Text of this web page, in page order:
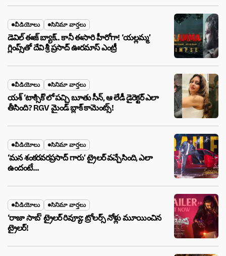
వీడియోలు సినిమా వార్తలు
డెవిల్ ఈజ్ బ్యాక్.. కానీ ఈసారి హీరోగా! ‘యల్లమ్మ’
గ్లింప్స్‌తో దేవి శ్రీ ప్రసాద్ ఊరమాస్ ఎంట్రీ
వీడియోలు సినిమా వార్తలు
యశ్ ‘టాక్సిక్’లో పచ్చి బూతు సీన్, ఆ లేడీ డైరెక్టర్ ఎలా
తీసింది? RGV మైండ్ బ్లాక్ కామెంట్స్!
వీడియోలు సినిమా వార్తలు
‘మన శంకరవరప్రసాద్ గారు’ ట్రైలర్ వచ్చేసింది, ఎలా
ఉందంటే…
వీడియోలు సినిమా వార్తలు
‘రాజా సాబ్’ ట్రైలర్ రివ్యూ: ట్రోలర్స్ నోళ్లు మూయించిన
ట్రైలర్!